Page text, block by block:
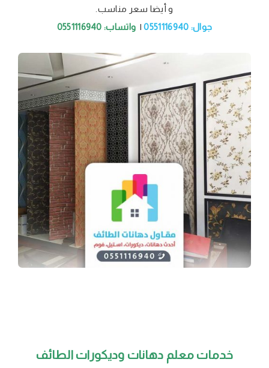
و أيضا سعر مناسب.
جوال: 0551116940
| واتساب: 0551116940
خدمات معلم دهانات وديكورات الطائف